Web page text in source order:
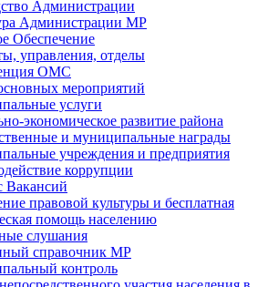
Администрации
Администрации МР
Обеспечение
управления, отделы
ОМС
мероприятий
услуги
экономическое развитие района
и муниципальные награды
учреждения и предприятия
коррупции
Вакансий
правовой культуры и бесплатная
помощь населению
слушания
справочник МР
контроль